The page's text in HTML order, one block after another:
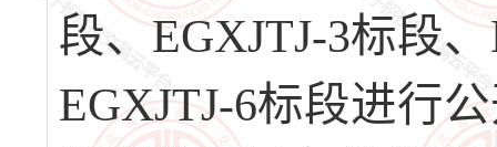
段、EGXJTJ-3标段
EGXJTJ-6标段进行